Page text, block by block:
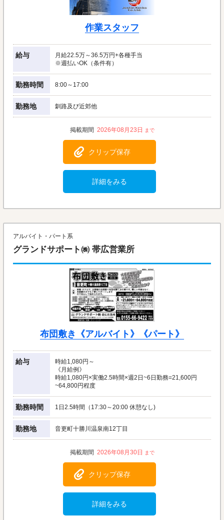
作業スタッフ
給与
月給22.5万～36.5万円+各種手当
※週払いOK（条件有）
勤務時間 8:00～17:00
勤務地 釧路及び近郊他
2026年08月23日
クリップ保存
詳細をみる
アルバイト・パート系
グランドサポート㈱ 帯広営業所
布団敷き《アルバイト》《パート》
給与
時給1,080円～
《月給例》
時給1,080円×実働2.5時間×週2日~6日勤務=21,600円
~64,800円程度
勤務時間 1日2.5時間（17:30～20:00 休憩なし)
勤務地 音更町十勝川温泉南12丁目
2026年08月30日
クリップ保存
詳細をみる